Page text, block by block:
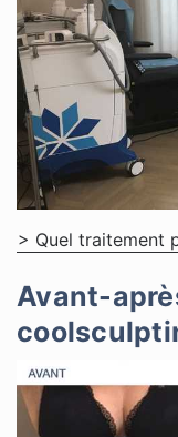
> Quel traitement
Avant-